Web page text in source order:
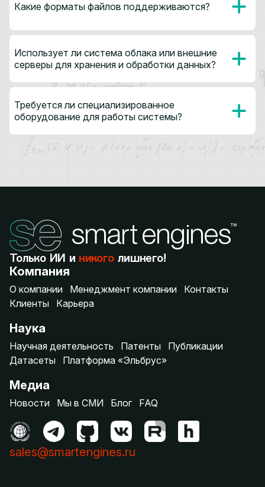
Какие форматы файлов поддерживаются?
Использует ли система облака или внешние
серверы для хранения и обработки данных?
Требуется ли специализированное
оборудование для работы системы?
Только ИИ и никоголишнего!
Компания
О компании Менеджмент компании
Контакты
Клиенты
Карьера
Наука
Научная деятельность Патенты
Публикации
Датасеты
Платформа «Эльбрус»
Медиа
Новости Мы в СМИ Блог FAQ
sales@smartengines.ru